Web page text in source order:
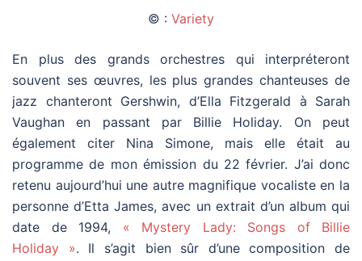
© : Variety
En plus des grands orchestres qui interpréteront
souvent ses œuvres, les plus grandes chanteuses de
jazz chanteront Gershwin, d’Ella Fitzgerald à Sarah
Vaughan en passant par Billie Holiday. On peut
également citer Nina Simone, mais elle était au
programme de mon émission du 22 février. J’ai donc
retenu aujourd’hui une autre magnifique vocaliste en la
personne d’Etta James, avec un extrait d’un album qui
date de 1994, « Mystery Lady: Songs of Billie
Holiday ». Il s’agit bien sûr d’une composition de